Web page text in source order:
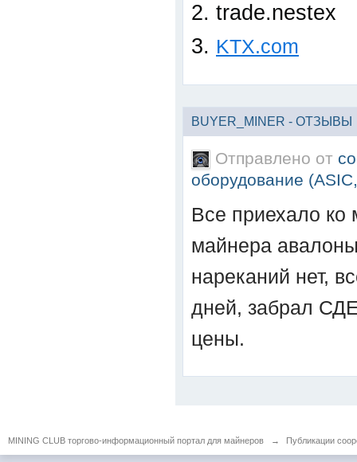
2. trade.nestex
3. KTX.com
BUYER_MINER - ОТЗЫВЫ
Отправлено от
оборудование
Все приехало ко
майнера
нареканий нет,
дней, забрал
цены.
MINING CLUB торгово-информационный портал для майнеров → Публикации